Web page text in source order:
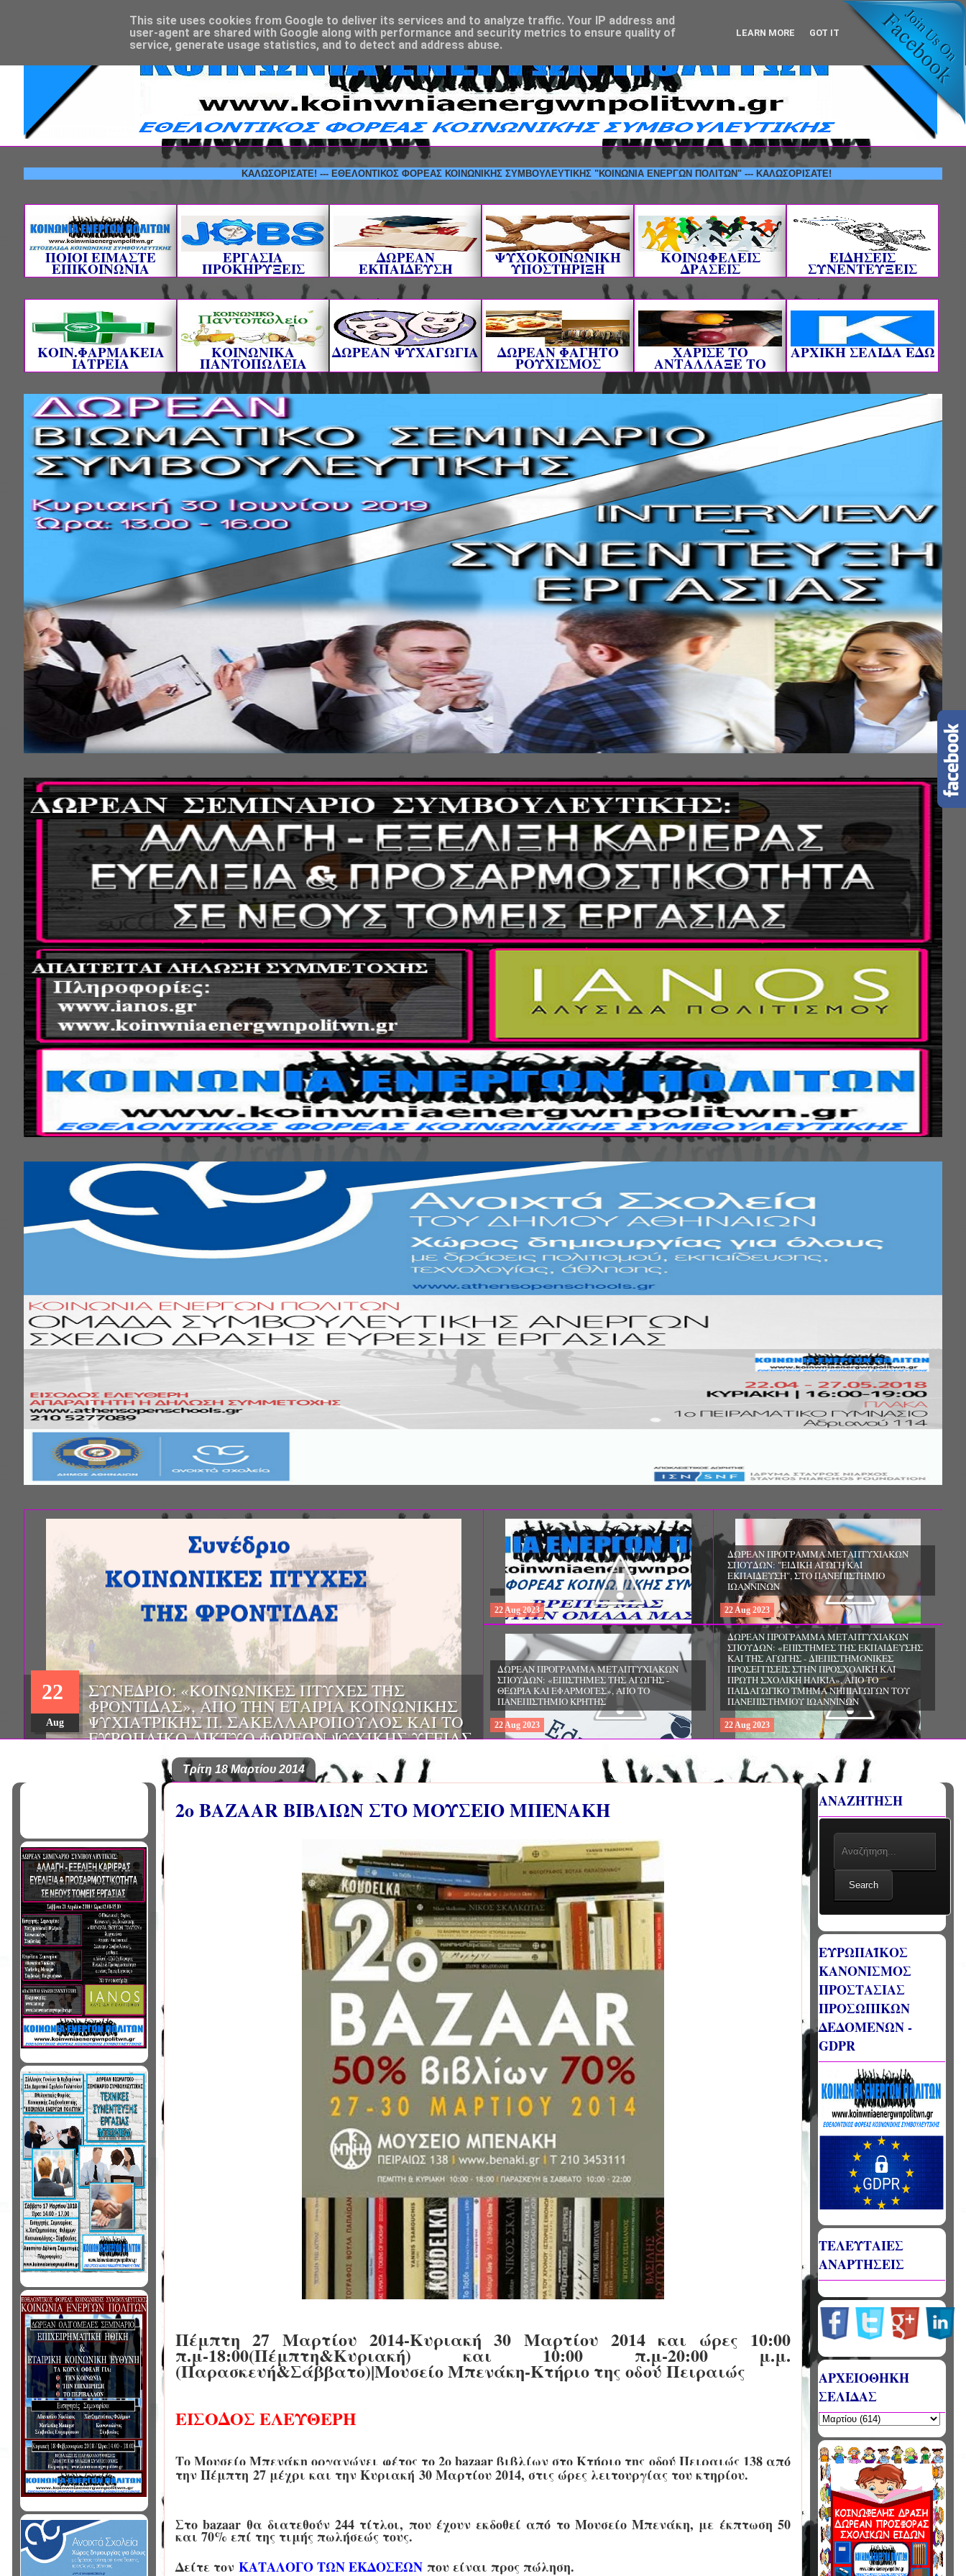
ΚΑΛΩΣΟΡΙΣΑΤΕ! --- ΕΘΕΛΟΝΤΙΚΟΣ ΦΟΡΕΑΣ ΚΟΙΝΩΝΙΚΗΣ ΣΥΜΒΟΥΛΕΥΤΙΚΗΣ "ΚΟΙΝΩΝΙΑ ΕΝΕΡΓΩΝ ΠΟΛΙΤΩΝ" --- ΚΑΛΩΣΟΡΙΣΑΤΕ!
ΠΟΙΟΙ ΕΙΜΑΣΤΕ
ΕΠΙΚΟΙΝΩΝΙΑ
ΕΡΓΑΣΙΑ
ΠΡΟΚΗΡΥΞΕΙΣ
ΔΩΡΕΑΝ
ΕΚΠΑΙΔΕΥΣΗ
ΨΥΧΟΚΟΙΝΩΝΙΚΗ
ΥΠΟΣΤΗΡΙΞΗ
ΚΟΙΝΩΦΕΛΕΙΣ
ΔΡΑΣΕΙΣ
ΕΙΔΗΣΕΙΣ
ΣΥΝΕΝΤΕΥΞΕΙΣ
ΚΟΙΝ.ΦΑΡΜΑΚΕΙΑ
ΙΑΤΡΕΙΑ
ΚΟΙΝΩΝΙΚΑ
ΠΑΝΤΟΠΩΛΕΙΑ
ΔΩΡΕΑΝ ΨΥΧΑΓΩΓΙΑ ΔΩΡΕΑΝ ΦΑΓΗΤΟ
ΡΟΥΧΙΣΜΟΣ
ΧΑΡΙΣΕ ΤΟ
ΑΝΤΑΛΛΑΞΕ ΤΟ
AΡΧΙΚΗ ΣΕΛΙΔΑ ΕΔΩ
ΗΜΕΡΙΔΑ: "ΠΡΟΒΛΗΜΑΤΙΣΜΟΙ & ΔΙΛΗΜΜΑΤΑ
ΠΟΥ ΑΝΤΙΜΕΤΩΠΙΖΕΙ ΚΑΘΗΜΕΡΙΝΑ O
ΠΑΘΟΛΟΓΟΣ", ΑΠΟ ΤΗΝ ΕΤΑΙΡΕΙΑ
ΠΑΘΟΛΟΓΙΑΣ ΒΟΡΕΙΟΔΥΤΙΚΗΣ ΕΛΛΑΔΟΣ ΚΑΙ
ΤΙΣ Α' & Β' ΠΑΝΕΠΙΣΤΗΜΙΑΚΕΣ ΠΑΘΟΛΟΓΙΚΕΣ
ΚΛΙΝΙΚΕΣ ΠΓΝΙ
01
Mar
ΣΥΝΕΔΡΙΟ: «ΚΟΙΝΩΝΙΚΕΣ ΠΤΥΧΕΣ ΤΗΣ
ΦΡΟΝΤΙΔΑΣ», ΑΠΟ ΤΗΝ ΕΤΑΙΡΙΑ ΚΟΙΝΩΝΙΚΗΣ
ΨΥΧΙΑΤΡΙΚΗΣ Π. ΣΑΚΕΛΛΑΡΟΠΟΥΛΟΣ ΚΑΙ ΤΟ
EΥΡΩΠΑΪΚΟ ΔΙΚΤΥΟ ΦΟΡΕΩΝ ΨΥΧΙΚΗΣ
ΥΓΕΙΑΣ ΑSKLEPIOS
22Aug 2023 22Aug 2023
ΔΩΡΕΑΝ ΠΡΟΓΡΑΜΜΑ ΜΕΤΑΠΤΥΧΙΑΚΩΝ
ΣΠΟΥΔΩΝ: "ΕΙΔΙΚΗ ΑΓΩΓΗ ΚΑΙ
ΕΚΠΑΙΔΕΥΣΗ", ΣΤΟ ΠΑΝΕΠΙΣΤΗΜΙΟ
ΙΩΑΝΝΙΝΩΝ
22Aug 2023
ΔΩΡΕΑΝ ΠΡΟΓΡΑΜΜΑ ΜΕΤΑΠΤΥΧΙΑΚΩΝ
ΣΠΟΥΔΩΝ: «ΕΠΙΣΤΗΜΕΣ ΤΗΣ ΑΓΩΓΗΣ -
ΘΕΩΡΙΑ ΚΑΙ ΕΦΑΡΜΟΓΕΣ», ΑΠΟ ΤΟ
ΠΑΝΕΠΙΣΤΗΜΙΟ ΚΡΗΤΗΣ
22Aug 2023
Τρίτη 18 Μαρτίου 2014
2o ΒΑΖΑΑR BIBΛΙΩΝ ΣΤΟ ΜΟΥΣΕΙΟ ΜΠΕΝΑΚΗ
Πέμπτη 27 Μαρτίου 2014-Κυριακή 30 Μαρτίου 2014 και ώρες 10:00
π.μ-18:00(Πέμπτη&Κυριακή) και 10:00 π.μ-20:00 μ.μ.
(Παρασκευή&Σάββατο)|Μουσείο Μπενάκη-Κτήριο της οδού Πειραιώς
ΕΙΣΟΔΟΣ ΕΛΕΥΘΕΡΗ
Το Μουσείο Μπενάκη οργανώνει φέτος το 2ο bazaar βιβλίων στο Κτήριο της οδού Πειραιώς 138 από
την Πέμπτη 27 μέχρι και την Κυριακή 30 Μαρτίου 2014, στις ώρες λειτουργίας του κτηρίου.
Στο bazaar θα διατεθούν 244 τίτλοι, που έχουν εκδοθεί από το Μουσείο Μπενάκη, με έκπτωση 50
και 70% επί της τιμής πωλήσεώς τους.
Δείτε τον ΚΑΤΑΛΟΓΟΤΩΝΕΚΔΟΣΕΩΝ που είναι προς πώληση.
ΑΝΑΖΗΤΗΣΗ
Search
ΕΥΡΩΠΑΪΚΟΣ
ΚΑΝΟΝΙΣΜΟΣ
ΠΡΟΣΤΑΣΙΑΣ
ΠΡΟΣΩΠΙΚΩΝ
ΔΕΔΟΜΕΝΩΝ -
GDPR
ΤΕΛΕΥΤΑΙΕΣ
ΑΝΑΡΤΗΣΕΙΣ
ΑΡΧΕΙΟΘΗΚΗ
ΣΕΛΙΔΑΣ
This site uses cookies from Google to deliver its services and to analyze traffic. Your IP address and
user-agent are shared with Google along with performance and security metrics to ensure quality of
service, generate usage statistics, and to detect and address abuse.
LEARN MORE GOT IT